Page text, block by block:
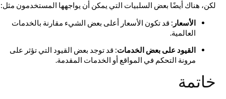
لكن، هناك أيضًا بعض السلبيات التي يمكن أن يواجهها المستخدمون مثل:
الأسعار: قد تكون الأسعار أعلى بعض الشيء مقارنة بالخدمات
العالمية.
القيود على بعض الخدمات: قد توجد بعض القيود التي تؤثر على
مرونة التحكم في المواقع أو الخدمات المقدمة.
خاتمة